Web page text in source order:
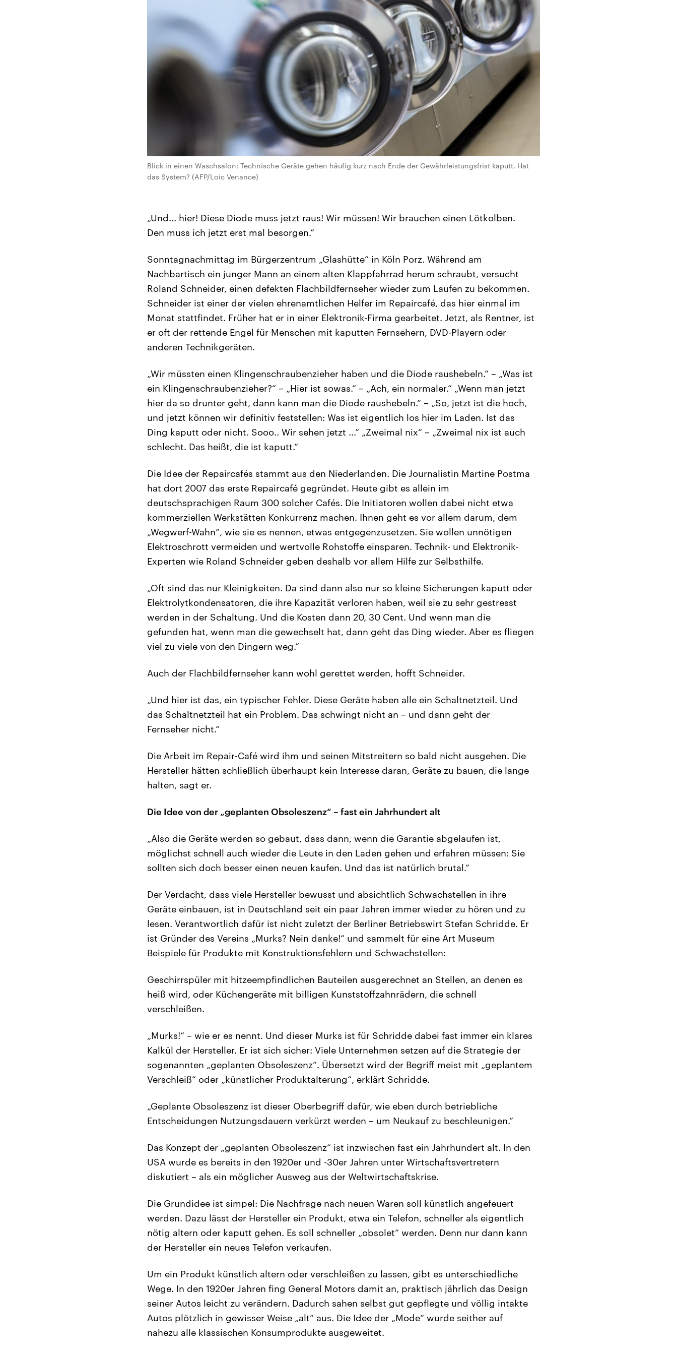
Blick in einen Waschsalon: Technische Geräte gehen häufig kurz nach Ende der Gewährleistungsfrist kaputt. Hat
das System? (AFP/Loic Venance)
„Und... hier! Diese Diode muss jetzt raus! Wir müssen! Wir brauchen einen Lötkolben.
Den muss ich jetzt erst mal besorgen.“
Sonntagnachmittag im Bürgerzentrum „Glashütte“ in Köln Porz. Während am
Nachbartisch ein junger Mann an einem alten Klappfahrrad herum schraubt, versucht
Roland Schneider, einen defekten Flachbildfernseher wieder zum Laufen zu bekommen.
Schneider ist einer der vielen ehrenamtlichen Helfer im Repaircafé, das hier einmal im
Monat stattfindet. Früher hat er in einer Elektronik-Firma gearbeitet. Jetzt, als Rentner, ist
er oft der rettende Engel für Menschen mit kaputten Fernsehern, DVD-Playern oder
anderen Technikgeräten.
„Wir müssten einen Klingenschraubenzieher haben und die Diode raushebeln.“ – „Was ist
ein Klingenschraubenzieher?“ – „Hier ist sowas.“ – „Ach, ein normaler.“ „Wenn man jetzt
hier da so drunter geht, dann kann man die Diode raushebeln.“ – „So, jetzt ist die hoch,
und jetzt können wir definitiv feststellen: Was ist eigentlich los hier im Laden. Ist das
Ding kaputt oder nicht. Sooo.. Wir sehen jetzt ...“ „Zweimal nix“ – „Zweimal nix ist auch
schlecht. Das heißt, die ist kaputt.“
Die Idee der Repaircafés stammt aus den Niederlanden. Die Journalistin Martine Postma
hat dort 2007 das erste Repaircafé gegründet. Heute gibt es allein im
deutschsprachigen Raum 300 solcher Cafés. Die Initiatoren wollen dabei nicht etwa
kommerziellen Werkstätten Konkurrenz machen. Ihnen geht es vor allem darum, dem
„Wegwerf-Wahn“, wie sie es nennen, etwas entgegenzusetzen. Sie wollen unnötigen
Elektroschrott vermeiden und wertvolle Rohstoffe einsparen. Technik- und Elektronik-
Experten wie Roland Schneider geben deshalb vor allem Hilfe zur Selbsthilfe.
„Oft sind das nur Kleinigkeiten. Da sind dann also nur so kleine Sicherungen kaputt oder
Elektrolytkondensatoren, die ihre Kapazität verloren haben, weil sie zu sehr gestresst
werden in der Schaltung. Und die Kosten dann 20, 30 Cent. Und wenn man die
gefunden hat, wenn man die gewechselt hat, dann geht das Ding wieder. Aber es fliegen
viel zu viele von den Dingern weg.“
Auch der Flachbildfernseher kann wohl gerettet werden, hofft Schneider.
„Und hier ist das, ein typischer Fehler. Diese Geräte haben alle ein Schaltnetzteil. Und
das Schaltnetzteil hat ein Problem. Das schwingt nicht an – und dann geht der
Fernseher nicht.“
Die Arbeit im Repair-Café wird ihm und seinen Mitstreitern so bald nicht ausgehen. Die
Hersteller hätten schließlich überhaupt kein Interesse daran, Geräte zu bauen, die lange
halten, sagt er.
Die Idee von der „geplanten Obsoleszenz“ – fast ein Jahrhundert alt
„Also die Geräte werden so gebaut, dass dann, wenn die Garantie abgelaufen ist,
möglichst schnell auch wieder die Leute in den Laden gehen und erfahren müssen: Sie
sollten sich doch besser einen neuen kaufen. Und das ist natürlich brutal.“
Der Verdacht, dass viele Hersteller bewusst und absichtlich Schwachstellen in ihre
Geräte einbauen, ist in Deutschland seit ein paar Jahren immer wieder zu hören und zu
lesen. Verantwortlich dafür ist nicht zuletzt der Berliner Betriebswirt Stefan Schridde. Er
ist Gründer des Vereins „Murks? Nein danke!“ und sammelt für eine Art Museum
Beispiele für Produkte mit Konstruktionsfehlern und Schwachstellen:
Geschirrspüler mit hitzeempfindlichen Bauteilen ausgerechnet an Stellen, an denen es
heiß wird, oder Küchengeräte mit billigen Kunststoffzahnrädern, die schnell
verschleißen.
„Murks!“ – wie er es nennt. Und dieser Murks ist für Schridde dabei fast immer ein klares
Kalkül der Hersteller. Er ist sich sicher: Viele Unternehmen setzen auf die Strategie der
sogenannten „geplanten Obsoleszenz“. Übersetzt wird der Begriff meist mit „geplantem
Verschleiß“ oder „künstlicher Produktalterung“, erklärt Schridde.
„Geplante Obsoleszenz ist dieser Oberbegriff dafür, wie eben durch betriebliche
Entscheidungen Nutzungsdauern verkürzt werden – um Neukauf zu beschleunigen.“
Das Konzept der „geplanten Obsoleszenz“ ist inzwischen fast ein Jahrhundert alt. In den
USA wurde es bereits in den 1920er und -30er Jahren unter Wirtschaftsvertretern
diskutiert – als ein möglicher Ausweg aus der Weltwirtschaftskrise.
Die Grundidee ist simpel: Die Nachfrage nach neuen Waren soll künstlich angefeuert
werden. Dazu lässt der Hersteller ein Produkt, etwa ein Telefon, schneller als eigentlich
nötig altern oder kaputt gehen. Es soll schneller „obsolet“ werden. Denn nur dann kann
der Hersteller ein neues Telefon verkaufen.
Um ein Produkt künstlich altern oder verschleißen zu lassen, gibt es unterschiedliche
Wege. In den 1920er Jahren fing General Motors damit an, praktisch jährlich das Design
seiner Autos leicht zu verändern. Dadurch sahen selbst gut gepflegte und völlig intakte
Autos plötzlich in gewisser Weise „alt“ aus. Die Idee der „Mode“ wurde seither auf
nahezu alle klassischen Konsumprodukte ausgeweitet.